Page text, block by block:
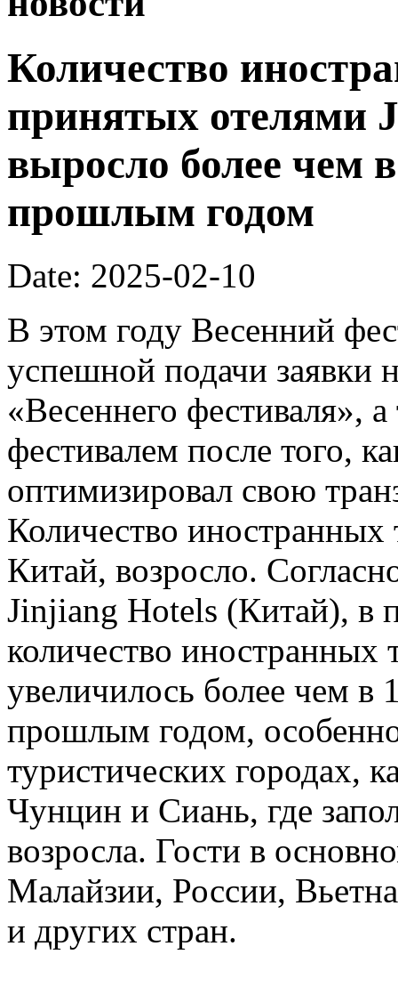
Количество
принятых отелями
выросло более чем
прошлым годом
Date: 2025-02-10
В этом году Весенний
успешной подачи заявки
«Весеннего фестиваля»,
фестивалем после того,
оптимизировал свою
Количество
Китай, возросло.
Jinjiang Hotels (Китай), в
количество иностранных
увеличилось более чем в
прошлым годом,
туристических
Чунцин и Сиань, где
возросла. Гости в
Малайзии, России,
и других стран.